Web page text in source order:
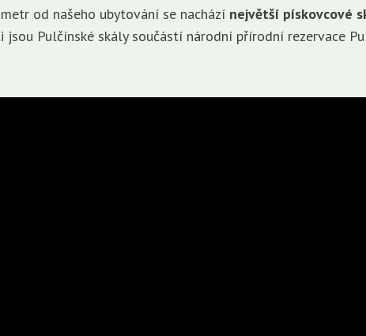
od našeho ubytování se nachází největší pískovcové
jsou Pulčínské skály součástí národní přírodní rezervace